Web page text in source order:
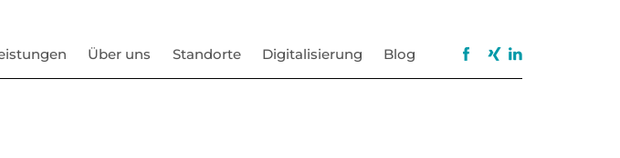
Über uns Standorte Digitalisierung Blog